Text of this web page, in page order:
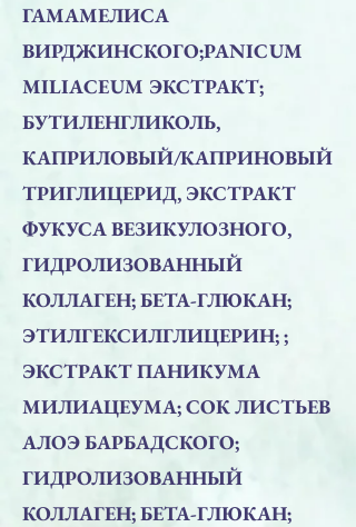
ГАМАМЕЛИСА
ВИРДЖИНСКОГО;PANICUM
MILIACEUM ЭКСТРАКТ;
БУТИЛЕНГЛИКОЛЬ,
КАПРИЛОВЫЙ/КАПРИНОВЫЙ
ТРИГЛИЦЕРИД, ЭКСТРАКТ
ФУКУСА ВЕЗИКУЛОЗНОГО,
ГИДРОЛИЗОВАННЫЙ
КОЛЛАГЕН; БЕТА-ГЛЮКАН;
ЭТИЛГЕКСИЛГЛИЦЕРИН; ;
ЭКСТРАКТ ПАНИКУМА
МИЛИАЦЕУМА; СОК ЛИСТЬЕВ
АЛОЭ БАРБАДСКОГО;
ГИДРОЛИЗОВАННЫЙ
КОЛЛАГЕН; БЕТА-ГЛЮКАН;